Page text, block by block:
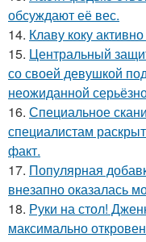
обсуждают её вес.
14. Клаву коку
15. Центральный
со своей девушкой
неожиданной
16. Специальное
специалистам
факт.
17. Популярная
внезапно оказалась
18. Руки на стол!
максимально